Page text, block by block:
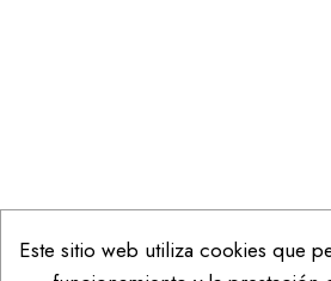
Este sitio web utiliza cookies que